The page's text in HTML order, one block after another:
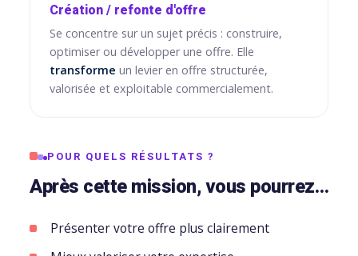
Création / refonte d'offre
Se concentre sur un sujet précis : construire,
optimiser ou développer une offre. Elle
transforme un levier en offre structurée,
valorisée et exploitable commercialement.
POUR QUELS RÉSULTATS ?
Après cette mission, vous pourrez…
Présenter votre offre plus clairement